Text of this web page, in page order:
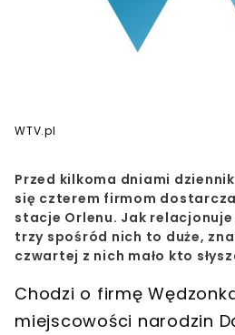
WTV.pl
Przed kilkoma dniami
się czterem firmom
stacje Orlenu. Jak
trzy spośród nich to duże,
czwartej z nich mało kto
Chodzi o firmę
miejscowości narodzin